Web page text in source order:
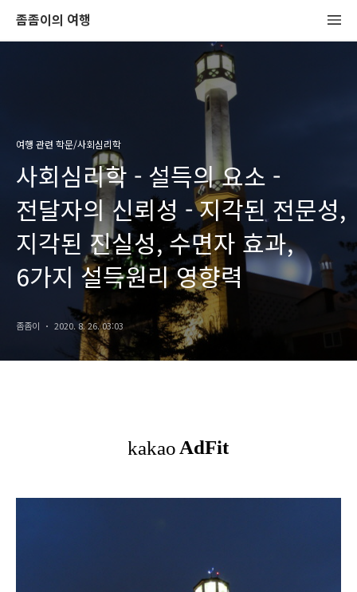
좀좀이의 여행
여행 관련 학문/사회심리학
사회심리학 - 설득의 요소 -
전달자의 신뢰성 - 지각된 전문성,
지각된 진실성, 수면자 효과,
6가지 설득원리 영향력
좀좀이 2020. 8. 26. 03:03